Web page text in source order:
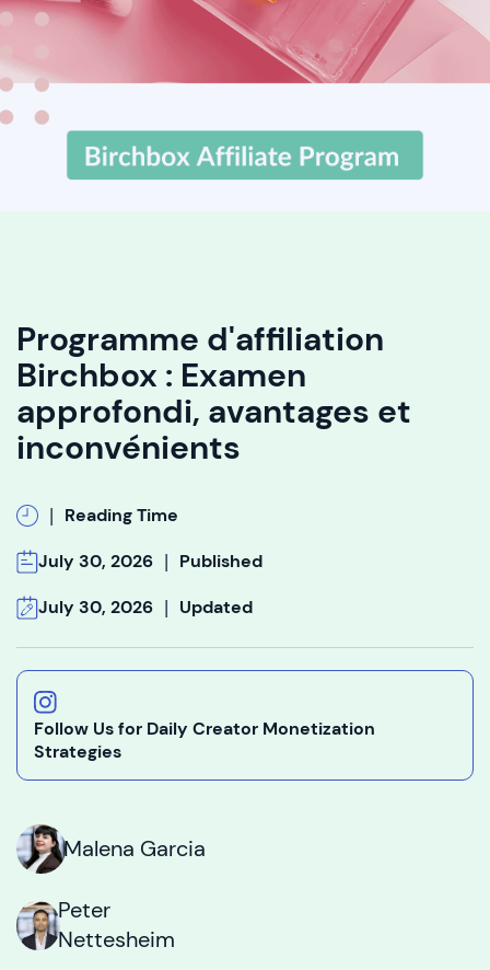
Programme d'affiliation
Birchbox : Examen
approfondi, avantages et
inconvénients
| Reading Time
July 30, 2026 | Published
July 30, 2026 | Updated
Follow Us for Daily Creator Monetization
Strategies
Malena Garcia
Peter
Nettesheim